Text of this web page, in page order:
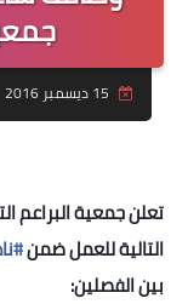
تعلن جمعية البراعم
التالية للعمل ضمن#
بين الفصلين: